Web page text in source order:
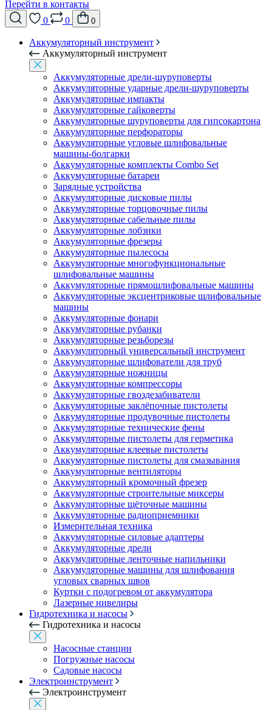
Перейти в контакты
0
0 0
Аккумуляторный инструмент
Аккумуляторный инструмент
Аккумуляторные дрели-шуруповерты
Аккумуляторные ударные дрели-шуруповерты
Аккумуляторные импакты
Аккумуляторные гайковерты
Аккумуляторные шуруповерты для гипсокартона
Аккумуляторные перфораторы
Аккумуляторные угловые шлифовальные
машины-болгарки
Аккумуляторные комплекты Combo Set
Аккумуляторные батареи
Зарядные устройства
Аккумуляторные дисковые пилы
Аккумуляторные торцовочные пилы
Аккумуляторные сабельные пилы
Аккумуляторные лобзики
Аккумуляторные фрезеры
Аккумуляторные пылесосы
Аккумуляторные многофункциональные
шлифовальные машины
Аккумуляторные прямошлифовальные машины
Аккумуляторные эксцентриковые шлифовальные
машины
Аккумуляторные фонари
Аккумуляторные рубанки
Аккумуляторные резьборезы
Аккумуляторный универсальный инструмент
Аккумуляторные шлифователи для труб
Аккумуляторные ножницы
Аккумуляторные компрессоры
Аккумуляторные гвоздезабиватели
Аккумуляторные заклёпочные пистолеты
Аккумуляторные продувочные пистолеты
Аккумуляторные технические фены
Аккумуляторные пистолеты для герметика
Аккумуляторные клеевые пистолеты
Аккумуляторные пистолеты для смазывания
Аккумуляторные вентиляторы
Аккумуляторный кромочный фрезер
Аккумуляторные строительные миксеры
Аккумуляторные щёточные машины
Аккумуляторные радиоприемники
Измерительная техника
Аккумуляторные силовые адаптеры
Аккумуляторные дрели
Аккумуляторные ленточные напильники
Аккумуляторные машины для шлифования
угловых сварных швов
Куртки с подогревом от аккумулятора
Лазерные нивелиры
Гидротехника и насосы
Гидротехника и насосы
Насосные станции
Погружные насосы
Садовые насосы
Электроинструмент
Электроинструмент